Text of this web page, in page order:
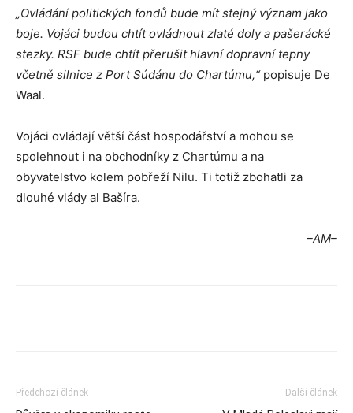
„Ovládání politických fondů bude mít stejný význam jako
boje. Vojáci budou chtít ovládnout zlaté doly a pašerácké
stezky. RSF bude chtít přerušit hlavní dopravní tepny
včetně silnice z Port Súdánu do Chartúmu,“popisuje De
Waal.
Vojáci ovládají větší část hospodářství a mohou se
spolehnout i na obchodníky z Chartúmu a na
obyvatelstvo kolem pobřeží Nilu. Ti totiž zbohatli za
dlouhé vlády al Bašíra.
–AM–
Předchozí článek Další článek